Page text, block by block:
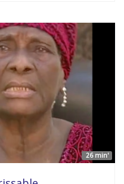
26 min'